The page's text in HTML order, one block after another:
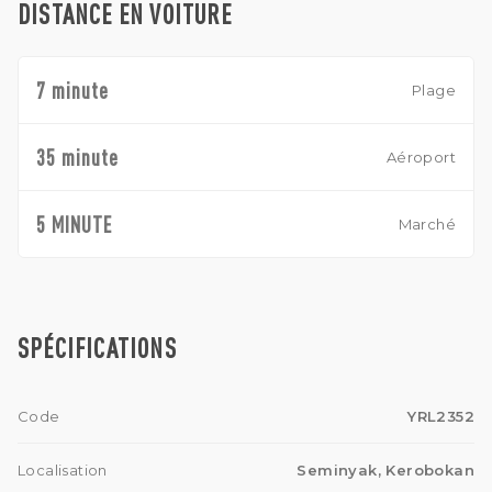
DISTANCE EN VOITURE
7 minute Plage
35 minute Aéroport
5 MINUTE Marché
SPÉCIFICATIONS
Code YRL2352
Localisation Seminyak, Kerobokan